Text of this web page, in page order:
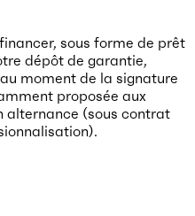
sous forme de prêt
dépôt de garantie,
moment de la signature
proposée aux
alternance (sous contrat